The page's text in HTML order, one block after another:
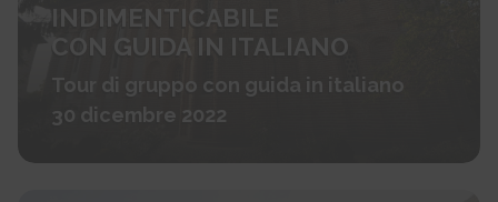
INDIMENTICABILE
CON GUIDA IN ITALIANO
Tour di gruppo con guida in italiano
30 dicembre 2022